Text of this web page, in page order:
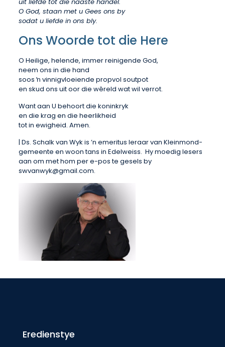
O God, staan met u Gees ons by
sodat u liefde in ons bly.
Ons Woorde tot die Here
O Heilige, helende, immer reinigende God,
neem ons in die hand
soos ŉ vinnigvloeiende propvol soutpot
en skud ons uit oor die wêreld wat wil verrot.
Want aan U behoort die koninkryk
en die krag en die heerlikheid
tot in ewigheid. Amen.
| Ds. Schalk van Wyk is ’n emeritus leraar van Kleinmond-
gemeente en woon tans in Edelweiss. Hy moedig lesers
aan om met hom per e-pos te gesels by
swvanwyk@gmail.com.
Eredienstye